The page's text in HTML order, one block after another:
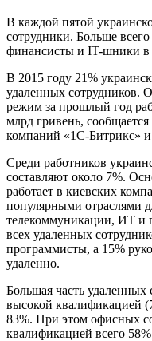
В каждой пятой
сотрудники. Больше
финансисты и IT-шники в
В 2015 году 21%
удаленных сотрудников.
режим за прошлый год
млрд гривень,
компаний «1С-Битрикс»
Среди работников
составляют около 7%.
работает в киевских
популярными отраслями
телекоммуникации, ИТ и
всех удаленных
программисты, а 15%
удаленно.
Большая часть
высокой квалификацией
83%. При этом офисных
квалификацией всего